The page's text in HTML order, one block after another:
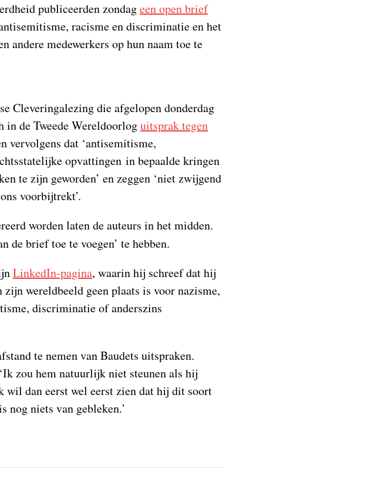
publiceerden zondageen open brief
racisme en discriminatie en het
andere medewerkers op hun naam toe te
Cleveringalezing die afgelopen donderdag
in de Tweede Wereldoorloguitsprak tegen
vervolgens dat ‘antisemitisme,
opvattingen in bepaalde kringen
te zijn geworden’ en zeggen ‘niet zwijgend
voorbijtrekt’.
worden laten de auteurs in het midden.
de brief toe te voegen’ te hebben.
LinkedIn-pagina, waarin hij schreef dat hij
wereldbeeld geen plaats is voor nazisme,
discriminatie of anderszins
te nemen van Baudets uitspraken.
zou hem natuurlijk niet steunen als hij
wil dan eerst wel eerst zien dat hij dit soort
nog niets van gebleken.’